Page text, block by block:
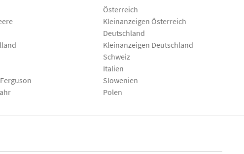
Österreich
Kleinanzeigen Österreich
Deutschland
Kleinanzeigen Deutschland
Schweiz
Italien
Slowenien
Polen